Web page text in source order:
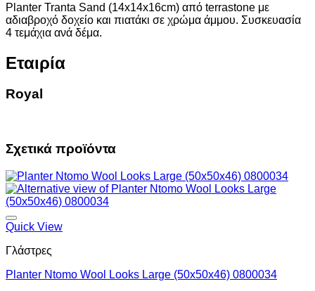
Planter Tranta Sand (14x14x16cm) από terrastone με
αδιαβροχό δοχείο και πιατάκι σε χρώμα άμμου. Συσκευασία
4 τεμάχια ανά δέμα.
Εταιρία
Royal
Σχετικά προϊόντα
Quick View
Γλάστρες
Planter Ntomo Wool Looks Large (50x50x46) 0800034